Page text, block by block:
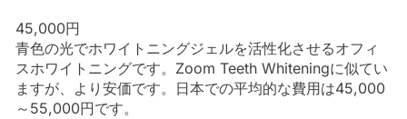
45,000円
青色の光でホワイトニングジェルを活性化させるオフィ
スホワイトニングです。Zoom Teeth Whiteningに似てい
ますが、より安価です。日本での平均的な費用は45,000
～55,000円です。